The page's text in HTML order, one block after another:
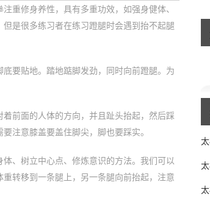
重修身养性，具有多重功效，如强身健体、
是很多练习者在练习蹬腿时会遇到抬不起腿
要贴地。踏地踮脚发劲，同时向前蹬腿。为
前面的人体的方向，并且趾头抬起，然后踩
注意膝盖要盖住脚尖，脚也要踩实。
、树立中心点、修炼意识的方法。我们可以
转移到一条腿上，另一条腿向前抬起，注意